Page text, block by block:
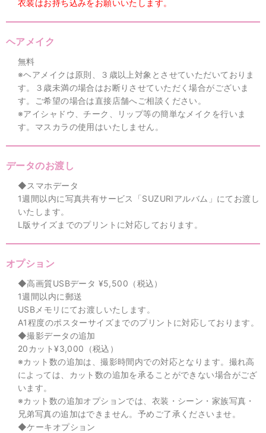
衣装はお持ち込みをお願いいたします。
ヘアメイク
無料
※ヘアメイクは原則、３歳以上対象とさせていただいておりま
す。３歳未満の場合はお断りさせていただく場合がございま
す。ご希望の場合は直接店舗へご相談ください。
※アイシャドウ、チーク、リップ等の簡単なメイクを行いま
す。マスカラの使用はいたしません。
データのお渡し
◆スマホデータ
1週間以内に写真共有サービス「SUZURIアルバム」にてお渡し
いたします。
L版サイズまでのプリントに対応しております。
オプション
◆高画質USBデータ ¥5,500（税込）
1週間以内に郵送
USBメモリにてお渡しいたします。
A1程度のポスターサイズまでのプリントに対応しております。
◆撮影データの追加
20カット¥3,000（税込）
※カット数の追加は、撮影時間内での対応となります。撮れ高
によっては、カット数の追加を承ることができない場合がござ
います。
※カット数の追加オプションでは、衣装・シーン・家族写真・
兄弟写真の追加はできません。予めご了承くださいませ。
◆ケーキオプション